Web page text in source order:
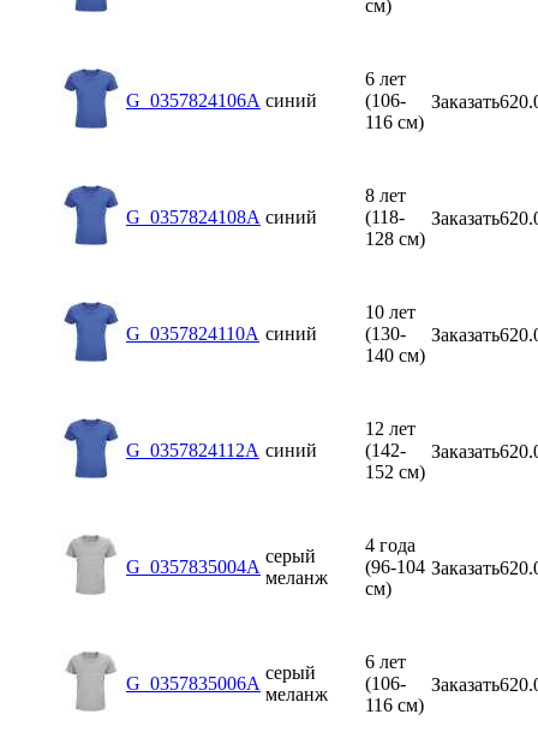
см)
G_0357824106A синий
6 лет
(106-
116 см)
Заказать
G_0357824108A синий
8 лет
(118-
128 см)
Заказать
G_0357824110A синий
10 лет
(130-
140 см)
Заказать
G_0357824112A синий
12 лет
(142-
152 см)
Заказать
G_0357835004A
серый
меланж
4 года
(96-104
см)
Заказать
G_0357835006A
серый
меланж
6 лет
(106-
116 см)
Заказать